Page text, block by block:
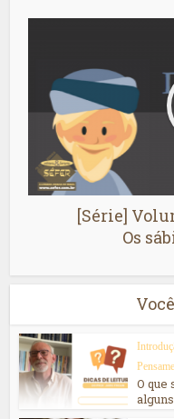
[Série]
Os
O que